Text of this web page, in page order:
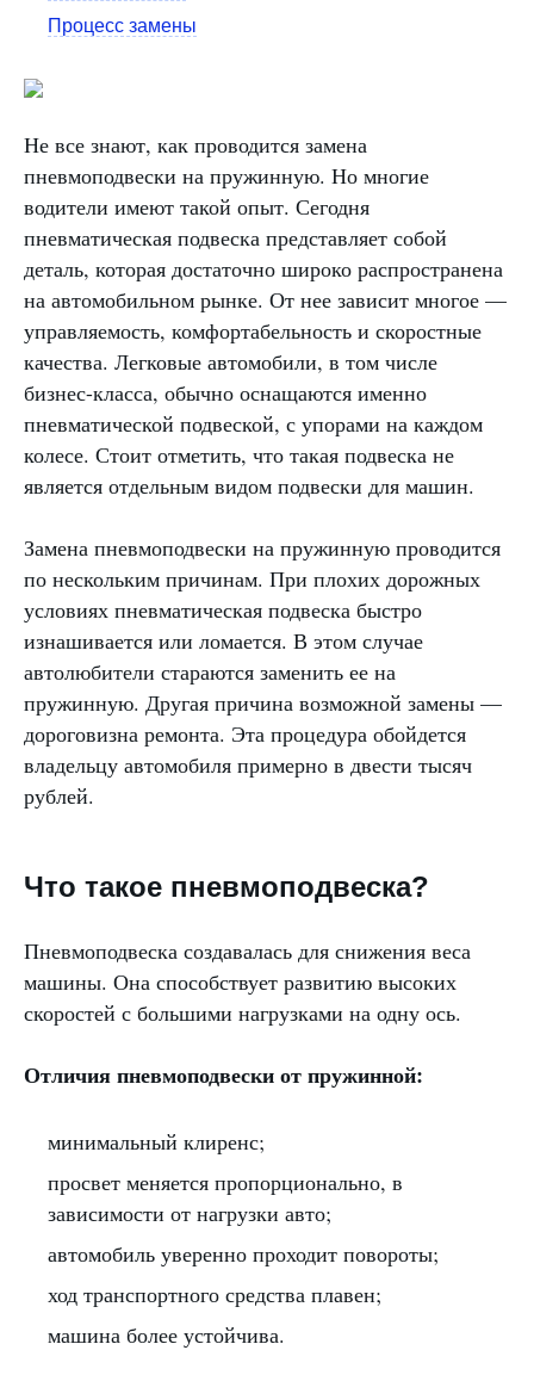
Процесс замены
Не все знают, как проводится замена
пневмоподвески на пружинную. Но многие
водители имеют такой опыт. Сегодня
пневматическая подвеска представляет собой
деталь, которая достаточно широко распространена
на автомобильном рынке. От нее зависит многое —
управляемость, комфортабельность и скоростные
качества. Легковые автомобили, в том числе
бизнес-класса, обычно оснащаются именно
пневматической подвеской, с упорами на каждом
колесе. Стоит отметить, что такая подвеска не
является отдельным видом подвески для машин.
Замена пневмоподвески на пружинную проводится
по нескольким причинам. При плохих дорожных
условиях пневматическая подвеска быстро
изнашивается или ломается. В этом случае
автолюбители стараются заменить ее на
пружинную. Другая причина возможной замены —
дороговизна ремонта. Эта процедура обойдется
владельцу автомобиля примерно в двести тысяч
рублей.
Что такое пневмоподвеска?
Пневмоподвеска создавалась для снижения веса
машины. Она способствует развитию высоких
скоростей с большими нагрузками на одну ось.
Отличия пневмоподвески от пружинной:
минимальный клиренс;
просвет меняется пропорционально, в
зависимости от нагрузки авто;
автомобиль уверенно проходит повороты;
ход транспортного средства плавен;
машина более устойчива.